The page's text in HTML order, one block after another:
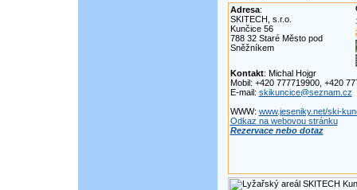
Adresa:
SKITECH, s.r.o.
Kunčice 56
788 32 Staré Město pod
Sněžníkem
Kontakt: Michal Hojgr
Mobil: +420 777719900, +420
E-mail: skikuncice@seznam.cz
WWW: www.jeseniky.net/ski-
Odkaz na webovou stránku
Rezervace nebo dotaz